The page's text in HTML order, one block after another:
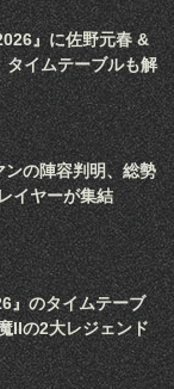
』に佐野元春 &
タイムテーブルも解
の陣容判明、総勢
イヤーが集結
』のタイムテーブ
IIの2大レジェンド